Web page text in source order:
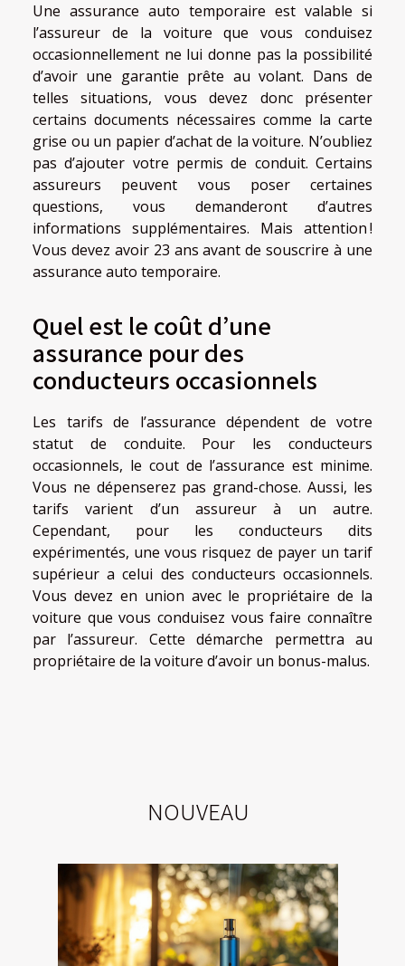
Une assurance auto temporaire est valable si
l’assureur de la voiture que vous conduisez
occasionnellement ne lui donne pas la possibilité
d’avoir une garantie prête au volant. Dans de
telles situations, vous devez donc présenter
certains documents nécessaires comme la carte
grise ou un papier d’achat de la voiture. N’oubliez
pas d’ajouter votre permis de conduit. Certains
assureurs peuvent vous poser certaines
questions, vous demanderont d’autres
informations supplémentaires. Mais attention !
Vous devez avoir 23 ans avant de souscrire à une
assurance auto temporaire.
Quel est le coût d’une
assurance pour des
conducteurs occasionnels
Les tarifs de l’assurance dépendent de votre
statut de conduite. Pour les conducteurs
occasionnels, le cout de l’assurance est minime.
Vous ne dépenserez pas grand-chose. Aussi, les
tarifs varient d’un assureur à un autre.
Cependant, pour les conducteurs dits
expérimentés, une vous risquez de payer un tarif
supérieur a celui des conducteurs occasionnels.
Vous devez en union avec le propriétaire de la
voiture que vous conduisez vous faire connaître
par l’assureur. Cette démarche permettra au
propriétaire de la voiture d’avoir un bonus-malus.
NOUVEAU